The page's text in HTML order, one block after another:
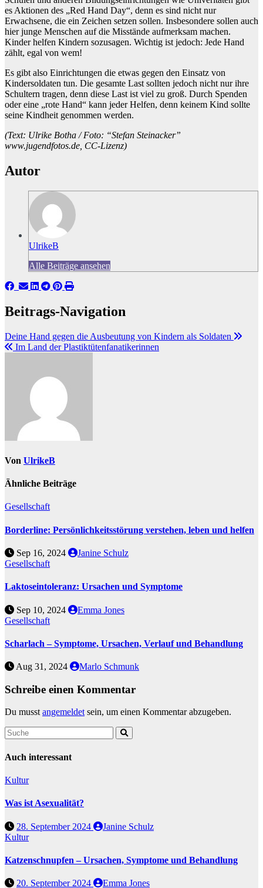
es Aktionen des „Red Hand Day“, denn es sind nicht nur
Erwachsene, die ein Zeichen setzen sollen. Insbesondere sollen auch
hier junge Menschen auf die Misstände aufmerksam machen.
Kinder helfen Kindern sozusagen. Wichtig ist jedoch: Jede Hand
zählt, egal von wem!
Es gibt also Einrichtungen die etwas gegen den Einsatz von
Kindersoldaten tun. Die gesamte Last sollten jedoch nicht nur ihre
Schultern tragen, denn diese Last ist viel zu groß. Durch Spenden
oder eine „rote Hand“ kann jeder Helfen, denn keinem Kind sollte
seine Kindheit genommen werden.
(Text: Ulrike Botha / Foto: “Stefan Steinacker”
www.jugendfotos.de, CC-Lizenz)
Autor
UlrikeB
Alle Beiträge ansehen
Beitrags-Navigation
Deine Hand gegen die Ausbeutung von Kindern als Soldaten
Im Land der Plastiktütenfanatikerinnen
Von UlrikeB
Ähnliche Beiträge
Gesellschaft
Borderline: Persönlichkeitsstörung verstehen, leben und helfen
Sep 16, 2024
Janine Schulz
Gesellschaft
Laktoseintoleranz: Ursachen und Symptome
Sep 10, 2024
Emma Jones
Gesellschaft
Scharlach – Symptome, Ursachen, Verlauf und Behandlung
Aug 31, 2024 Marlo Schmunk
Schreibe einen Kommentar
Du musstangemeldetsein, um einen Kommentar abzugeben.
Auch interessant
Kultur
Was ist Asexualität?
28. September 2024
Janine Schulz
Kultur
Katzenschnupfen – Ursachen, Symptome und Behandlung
20. September 2024 Emma Jones